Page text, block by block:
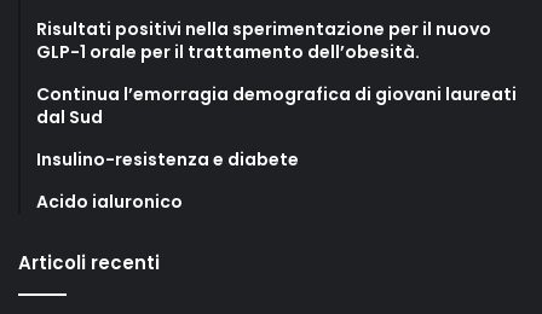
Risultati positivi nella sperimentazione per il nuovo
GLP-1 orale per il trattamento dell’obesità.
Continua l’emorragia demografica di giovani laureati
dal Sud
Insulino-resistenza e diabete
Acido ialuronico
Articoli recenti